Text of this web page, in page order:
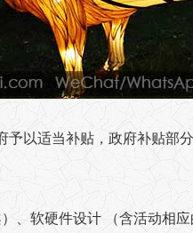
以适当补贴，政府补贴部分
、软硬件设计 （含活动相